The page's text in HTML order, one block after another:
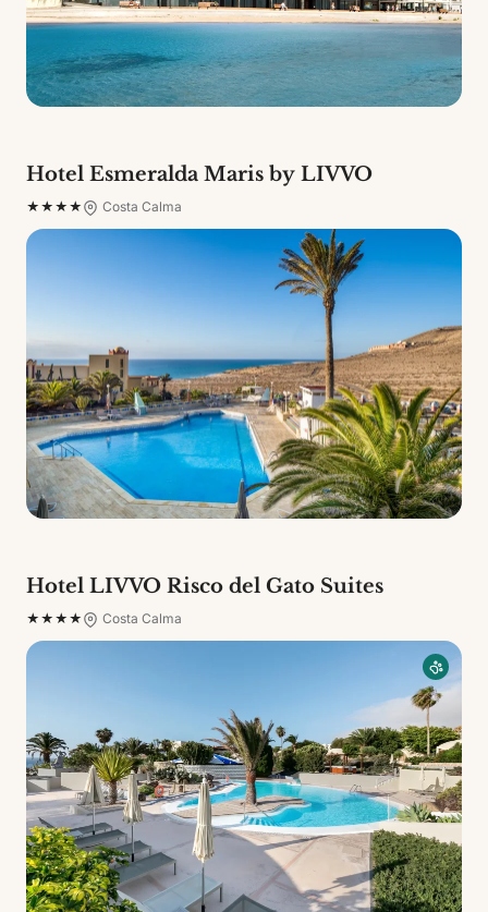
Hotel Esmeralda Maris by LIVVO
★★★★ Costa Calma
Hotel LIVVO Risco del Gato Suites
★★★★ Costa Calma